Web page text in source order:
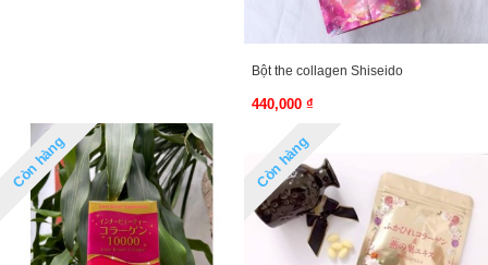
Bột the collagen Shiseido
440,000 ₫
Còn hàng Còn hàng